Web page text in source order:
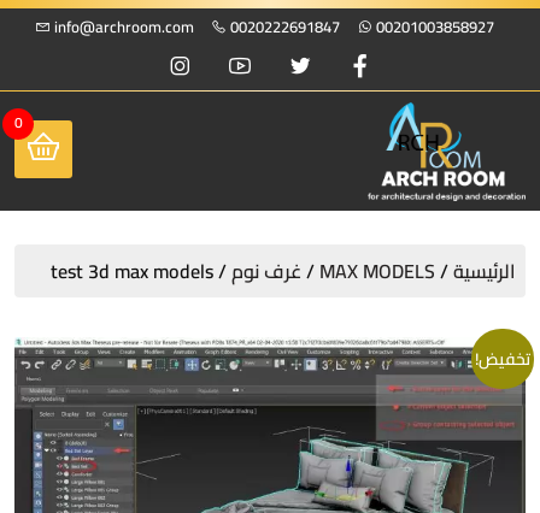
00201003858927
0020222691847
info@archroom.com
0
الرئيسية/
MAX MODELS
/غرف نوم/ test 3d max models
تخفيض!